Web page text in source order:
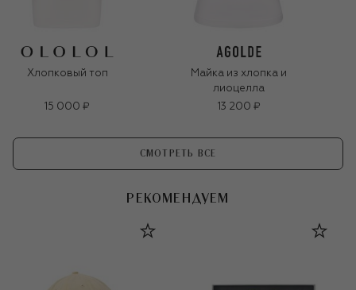
Хлопковый топ
15 000 ₽
Майка из хлопка и
лиоцелла
13 200 ₽
СМОТРЕТЬ ВСЕ
РЕКОМЕНДУЕМ